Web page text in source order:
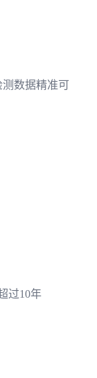
数据精准可
过10年